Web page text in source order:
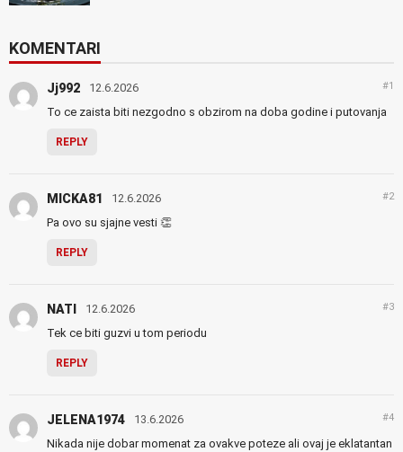
KOMENTARI
Jj992 12.6.2026 #1
To ce zaista biti nezgodno s obzirom na doba godine i putovanja
REPLY
MICKA81 12.6.2026 #2
Pa ovo su sjajne vesti 👏
REPLY
NATI 12.6.2026 #3
Tek ce biti guzvi u tom periodu
REPLY
JELENA1974 13.6.2026 #4
Nikada nije dobar momenat za ovakve poteze ali ovaj je eklatantan